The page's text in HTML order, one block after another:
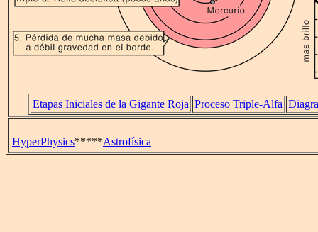
Etapas Iniciales de la Gigante Roja Proceso Triple-Alfa
HyperPhysics*****Astrofísica